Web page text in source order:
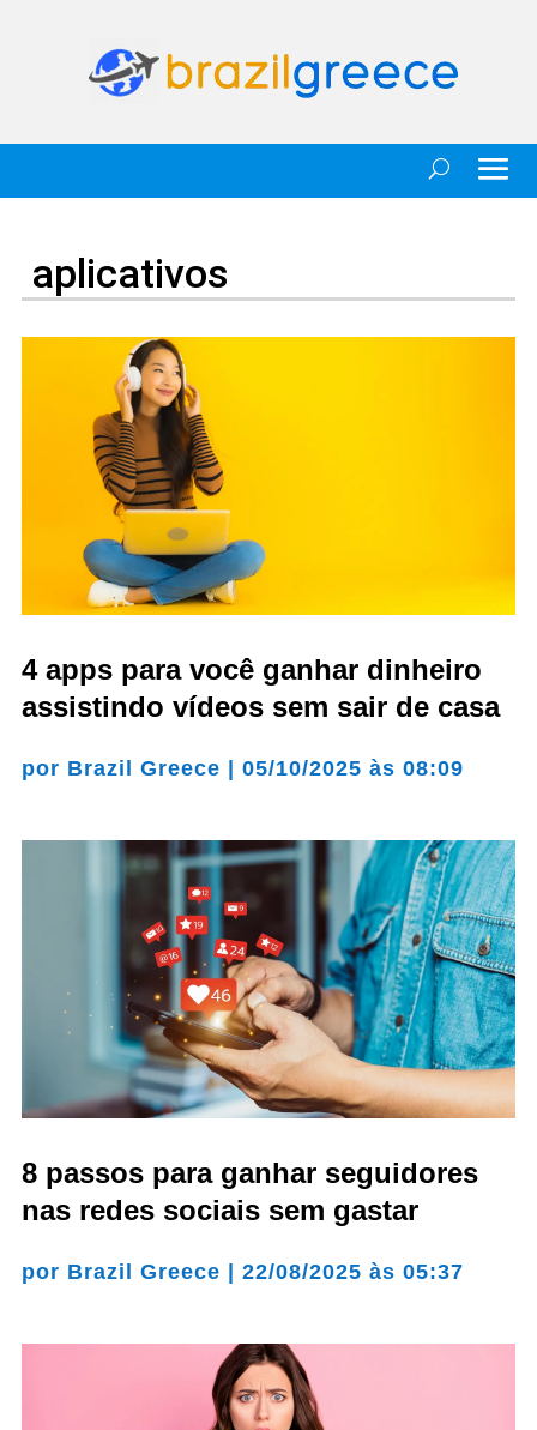
aplicativos
4 apps para você ganhar dinheiro
assistindo vídeos sem sair de casa
por Brazil Greece | 05/10/2025 às 08:09
8 passos para ganhar seguidores
nas redes sociais sem gastar
por Brazil Greece | 22/08/2025 às 05:37